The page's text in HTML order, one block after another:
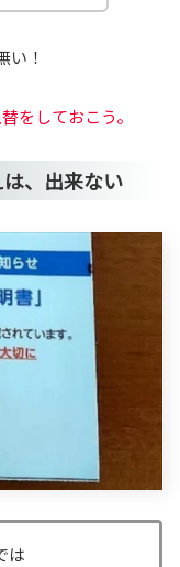
い！
をしておこう。
、出来ない
は